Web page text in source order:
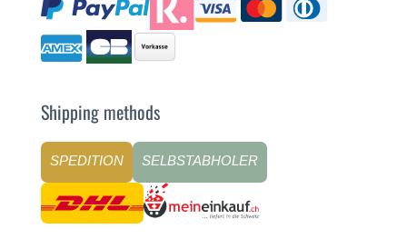
Shipping methods
SPEDITION SELBSTABHOLER